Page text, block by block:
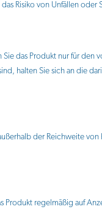
Risiko von Unfällen
Sie das Produkt nur für
halten Sie sich an die
der Reichweite
Produkt regelmäßig auf